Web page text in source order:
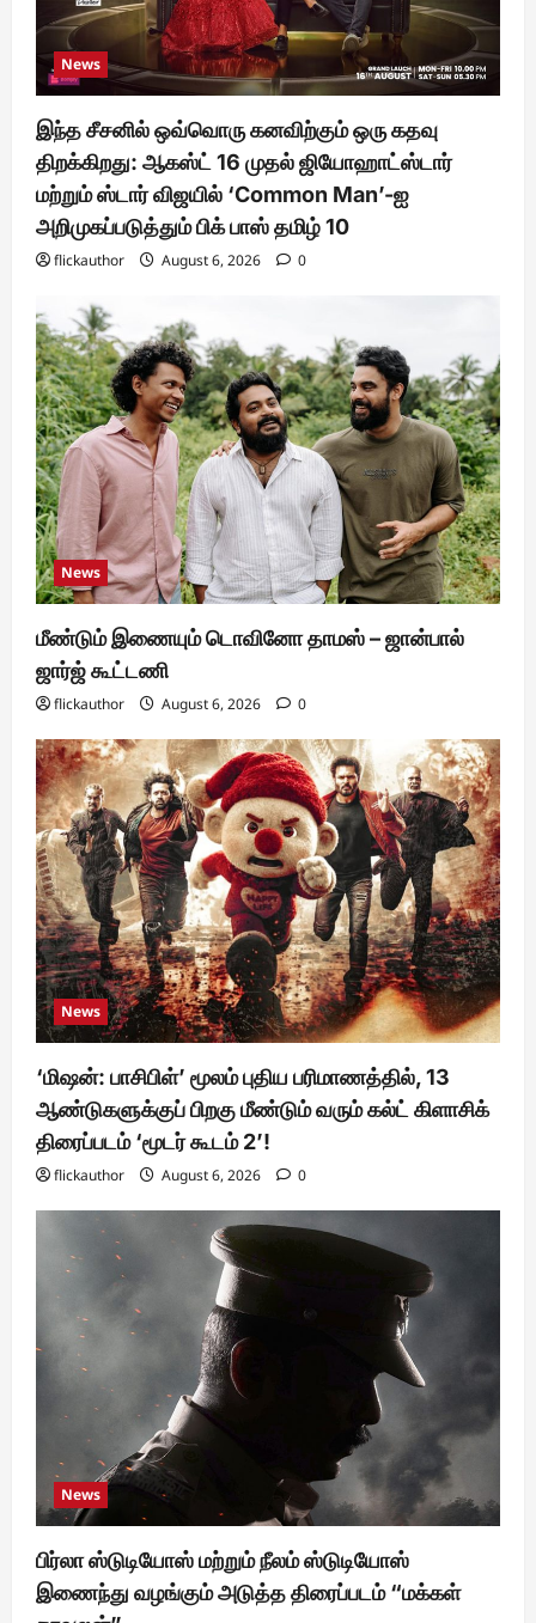
News
இந்த சீசனில் ஒவ்வொரு கனவிற்கும் ஒரு கதவு
திறக்கிறது: ஆகஸ்ட் 16 முதல் ஜியோஹாட்ஸ்டார்
மற்றும் ஸ்டார் விஜயில் ‘Common Man’-ஐ
அறிமுகப்படுத்தும் பிக் பாஸ் தமிழ் 10
flickauthor August 6, 2026 0
News
மீண்டும் இணையும் டொவினோ தாமஸ் – ஜான்பால்
ஜார்ஜ் கூட்டணி
flickauthor August 6, 2026 0
News
‘மிஷன்: பாசிபிள்’ மூலம் புதிய பரிமாணத்தில், 13
ஆண்டுகளுக்குப் பிறகு மீண்டும் வரும் கல்ட் கிளாசிக்
திரைப்படம் ‘மூடர் கூடம் 2’!
flickauthor August 6, 2026 0
News
பிர்லா ஸ்டுடியோஸ் மற்றும் நீலம் ஸ்டுடியோஸ்
இணைந்து வழங்கும் அடுத்த திரைப்படம் “மக்கள்